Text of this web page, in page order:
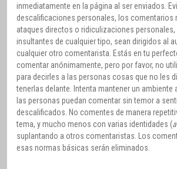
inmediatamente en la página al ser enviados.
descalificaciones personales, los comentarios
ataques directos o ridiculizaciones
insultantes de cualquier tipo, sean dirigidos al
cualquier otro comentarista. Estás en tu
comentar anónimamente, pero por favor, no
para decirles a las personas cosas que no les
tenerlas delante. Intenta mantener un ambiente
las personas puedan comentar sin temor a
descalificados. No comentes de manera
tema, y mucho menos con varias identidades (
suplantando a otros comentaristas. Los
esas normas básicas serán eliminados.